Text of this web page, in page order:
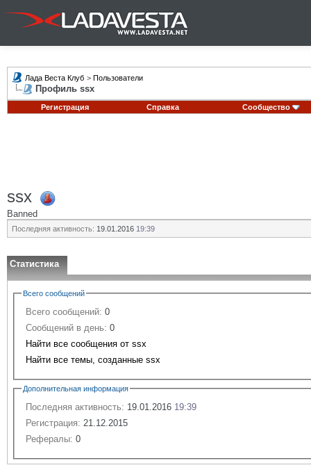
Лада Веста Клуб > Пользователи
Профиль ssx
Регистрация Справка Сообщество
ssx
Banned
Последняя активность: 19.01.2016 19:39
Статистика
Всего сообщений
Всего сообщений: 0
Сообщений в день: 0
Найти все сообщения от ssx
Найти все темы, созданные ssx
Дополнительная информация
Последняя активность: 19.01.2016 19:39
Регистрация: 21.12.2015
Рефералы: 0